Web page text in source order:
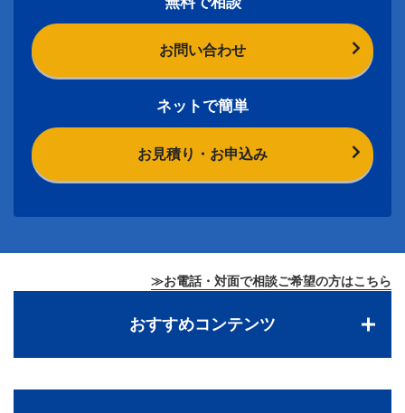
お問い合わせ
ネットで簡単
お見積り・お申込み
≫お電話・対面で相談ご希望の方はこちら
おすすめコンテンツ